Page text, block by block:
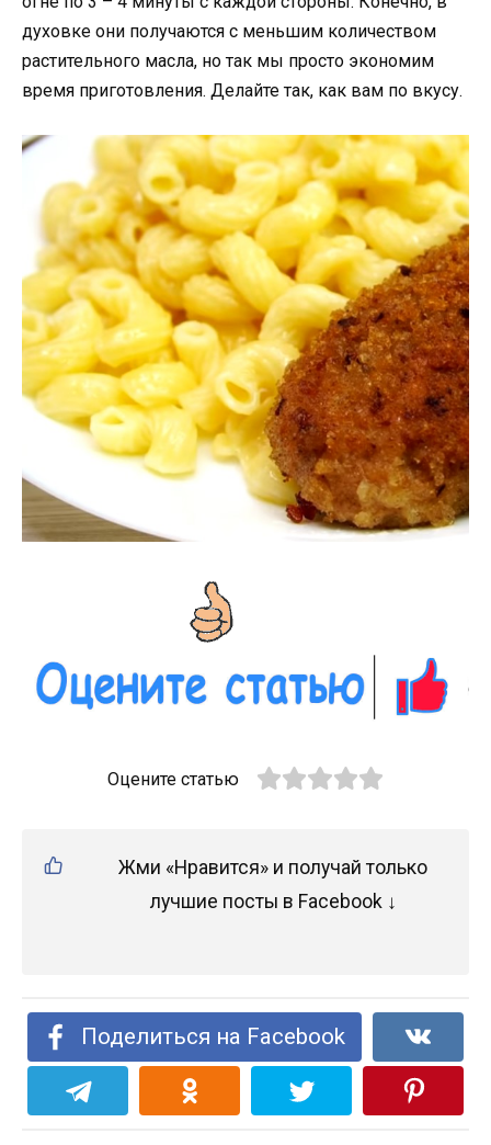
духовке они получаются с меньшим количеством
растительного масла, но так мы просто экономим
время приготовления. Делайте так, как вам по вкусу.
Оцените статью
Жми «Нравится» и получай только
лучшие посты в Facebook ↓
Поделиться на Facebook